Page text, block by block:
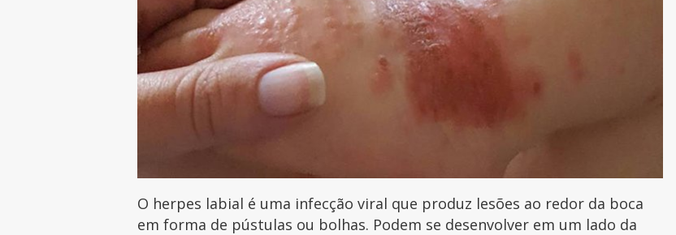
O herpes labial é uma infecção viral que produz lesões ao redor da boca
em forma de pústulas ou bolhas. Podem se desenvolver em um lado da